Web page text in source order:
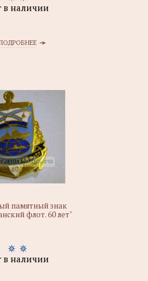
в наличии
памятный знак
флот. 60 лет"
в наличии